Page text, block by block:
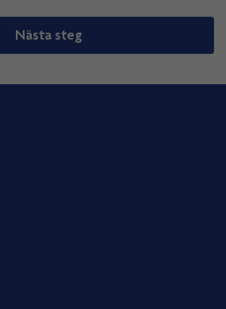
Nästa steg